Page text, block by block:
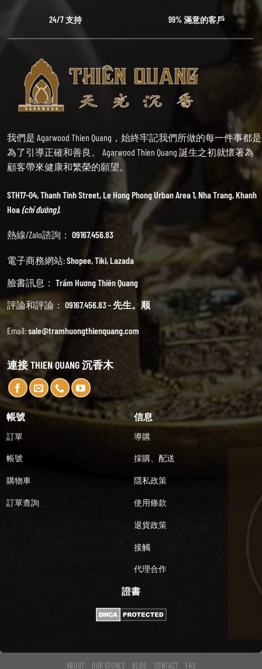
24/7 支持 99% 滿意的客戶
我們是 Agarwood Thien Quang，始終牢記我們所做的每一件事都是
為了引導正確和善良。 Agarwood Thien Quang 誕生之初就懷著為
顧客帶來健康和繁榮的願望。
STH17-04, Thanh Tinh Street, Le Hong Phong Urban Area 1, Nha Trang, Khanh
Hoa(chỉ đường).
熱線/Zalo諮詢： 09167.456.83
電子商務網站:Shopee,Tiki,Lazada
臉書訊息： Trầm Hương Thiên Quang
評論和評論： 09167.456.83 - 先生。顺
Email:sale@tramhuongthienquang.com
連接 THIEN QUANG 沉香木
帳號
訂單
帳號
購物車
訂單查詢
信息
導購
採購、配送
隱私政策
使用條款
退貨政策
接觸
代理合作
證書
ABOUT OUR STORES BLOG CONTACT FAQ